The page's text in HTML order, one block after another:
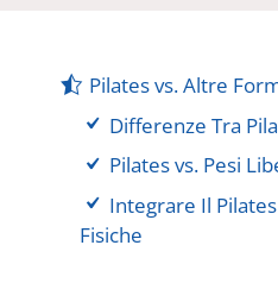
Pilates vs. Altre
Differenze Tra
Pilates vs. Pesi
Integrare Il
Fisiche